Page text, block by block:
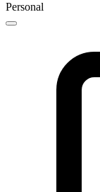
Personal